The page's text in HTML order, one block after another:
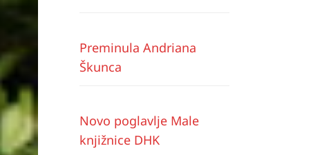
Preminula Andriana
Škunca
Novo poglavlje Male
knjižnice DHK